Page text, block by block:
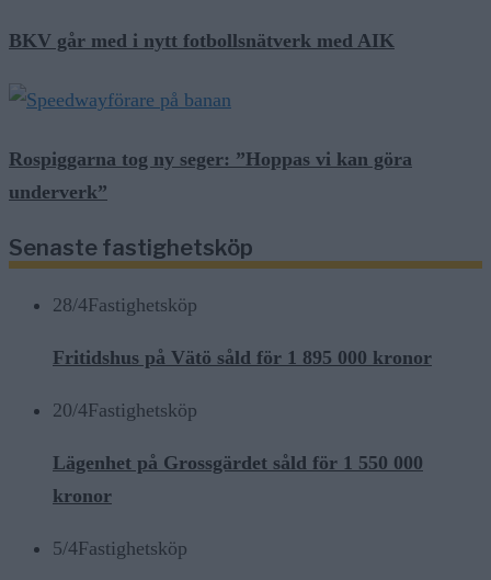
BKV går med i nytt fotbollsnätverk med AIK
Rospiggarna tog ny seger: ”Hoppas vi kan göra
underverk”
Senaste fastighetsköp
28/4Fastighetsköp
Fritidshus på Vätö såld för 1 895 000 kronor
20/4Fastighetsköp
Lägenhet på Grossgärdet såld för 1 550 000
kronor
5/4Fastighetsköp